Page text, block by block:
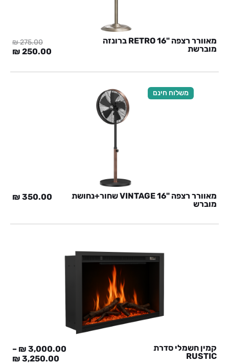
מאוורר רצפה "RETRO 16 ברונזה
מוברשת
275.00
₪
המחיר
היה:
250.00
₪
משלוח חינם
מאוורר רצפה "VINTAGE 16 שחור+נחושת
מוברש
350.00
₪
קמין חשמלי סדרת
RUSTIC
3,000.00
₪
–
3,250.00
₪